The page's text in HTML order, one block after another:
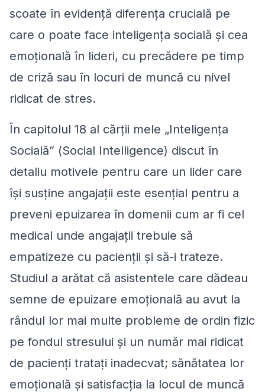
scoate în evidență diferența crucială pe
care o poate face inteligența socială și cea
emoțională în lideri, cu precădere pe timp
de criză sau în locuri de muncă cu nivel
ridicat de stres.
În capitolul 18 al cărții mele „Inteligența
Socială” (Social Intelligence) discut în
detaliu motivele pentru care un lider care
își susține angajații este esențial pentru a
preveni epuizarea în domenii cum ar fi cel
medical unde angajații trebuie să
empatizeze cu pacienții și să-i trateze.
Studiul a arătat că asistentele care dădeau
semne de epuizare emoțională au avut la
rândul lor mai multe probleme de ordin fizic
pe fondul stresului și un număr mai ridicat
de pacienți tratați inadecvat; sănătatea lor
emoțională și satisfacția la locul de muncă